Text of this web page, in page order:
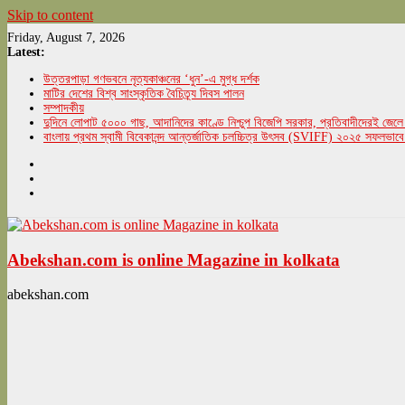
Skip to content
Friday, August 7, 2026
Latest:
উত্তরপাড়া গণভবনে নৃত্যকাঞ্চনের ‘ধুন’-এ মুগ্ধ দর্শক
মাটির দেশের বিশ্ব সাংস্কৃতিক বৈচিত্র্য দিবস পালন
সম্পাদকীয়
দুদিনে লোপাট ৫০০০ গাছ, আদানিদের কাণ্ডে নিশ্চুপ বিজেপি সরকার, প্রতিবাদীদেরই
বাংলায় প্রথম স্বামী বিবেকানন্দ আন্তর্জাতিক চলচ্চিত্র উৎসব (SVIFF) ২০২৫
Abekshan.com is online Magazine in kolkata
abekshan.com